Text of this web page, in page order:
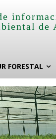
de
FORESTAL